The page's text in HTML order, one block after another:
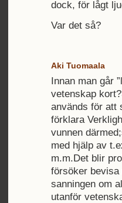
dock, för lågt
Var det så?
Aki Tuomaala
Innan man går
vetenskap
används för att
förklara
vunnen
med hjälp av
m.m.Det blir
försöker bevisa
sanningen om
utanför